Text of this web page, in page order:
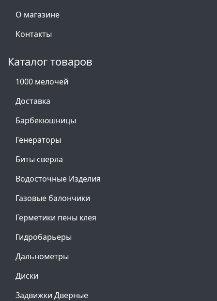
О магазине
Контакты
Каталог товаров
1000 мелочей
Доставка
Барбекюшницы
Генераторы
Биты сверла
Водосточные Изделия
Газовые балончики
Герметики пены клея
Гидробарьеры
Дальнометры
Диски
Задвижки Дверные